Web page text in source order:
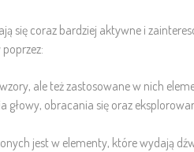
się coraz bardziej aktywne i
ale też zastosowane w nich
głowy, obracania się oraz
jest w elementy, które wydają